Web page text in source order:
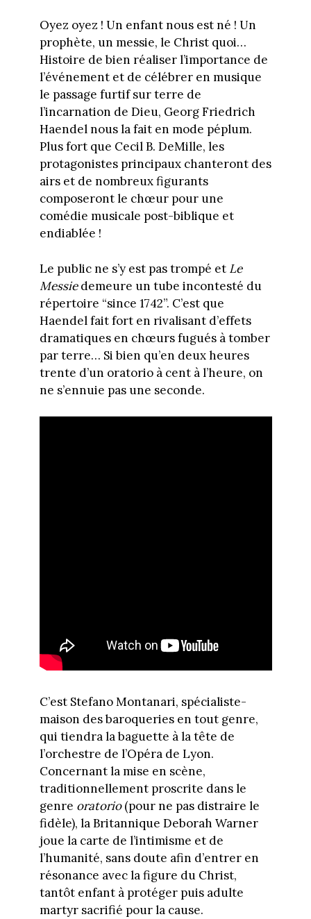
Oyez oyez ! Un enfant nous est né ! Un
prophète, un messie, le Christ quoi…
Histoire de bien réaliser l’importance de
l’événement et de célébrer en musique
le passage furtif sur terre de
l’incarnation de Dieu, Georg Friedrich
Haendel nous la fait en mode péplum.
Plus fort que Cecil B. DeMille, les
protagonistes principaux chanteront des
airs et de nombreux figurants
composeront le chœur pour une
comédie musicale post-biblique et
endiablée !
Le public ne s’y est pas trompé et Le
Messiedemeure un tube incontesté du
répertoire “since 1742”. C’est que
Haendel fait fort en rivalisant d’effets
dramatiques en chœurs fugués à tomber
par terre… Si bien qu’en deux heures
trente d’un oratorio à cent à l’heure, on
ne s’ennuie pas une seconde.
C’est Stefano Montanari, spécialiste-
maison des baroqueries en tout genre,
qui tiendra la baguette à la tête de
l’orchestre de l’Opéra de Lyon.
Concernant la mise en scène,
traditionnellement proscrite dans le
genre oratorio(pour ne pas distraire le
fidèle), la Britannique Deborah Warner
joue la carte de l’intimisme et de
l’humanité, sans doute afin d’entrer en
résonance avec la figure du Christ,
tantôt enfant à protéger puis adulte
martyr sacrifié pour la cause.